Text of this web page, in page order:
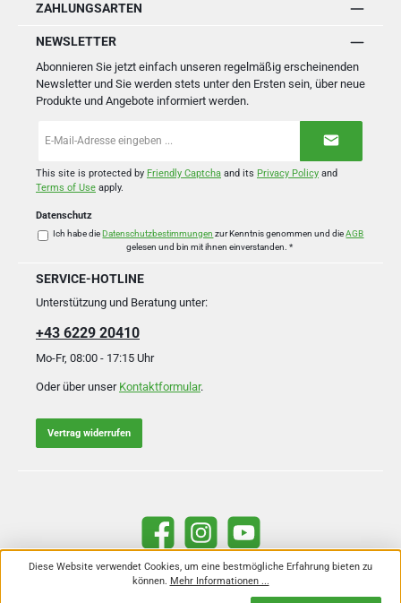
ZAHLUNGSARTEN
NEWSLETTER
Abonnieren Sie jetzt einfach unseren regelmäßig erscheinenden
Newsletter und Sie werden stets unter den Ersten sein, über neue
Produkte und Angebote informiert werden.
Mail-
*
This site is protected by Friendly Captcha and its Privacy Policy and
Terms of Use apply.
Datenschutz
Ich habe dieDatenschutzbestimmungen zur Kenntnis genommen und dieAGB
gelesen und bin mit ihnen einverstanden. *
SERVICE-HOTLINE
Unterstützung und Beratung unter:
+43 6229 20410
Mo-Fr, 08:00 - 17:15 Uhr
Oder über unser Kontaktformular.
Vertrag widerrufen
Facebook Instagram YouTube
Alle Preise inkl. gesetzl. Mehrwertsteuer zzgl.Versandkosten
Nachnahmegebühren, wenn nicht anders angegeben.
Diese Website verwendet Cookies, um eine bestmögliche Erfahrung bieten zu
können. Mehr Informationen ...